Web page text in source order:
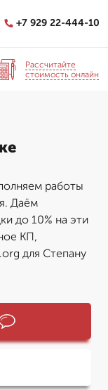
+7 929 22-444-10
Рассчитайте
стоимость онлайн
работы
Даём
до 10% на эти
КП,
для Степану